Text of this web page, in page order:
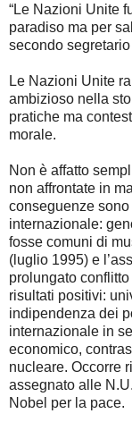
“Le Nazioni Unite
paradiso ma per
secondo
Le Nazioni Unite
ambizioso nella
pratiche ma
morale.
Non è affatto
non affrontate in
conseguenze
internazionale:
fosse comuni di
(luglio 1995) e
prolungato
risultati positivi:
indipendenza dei
internazionale in
economico,
nucleare. Occorre
assegnato alle
Nobel per la pace.